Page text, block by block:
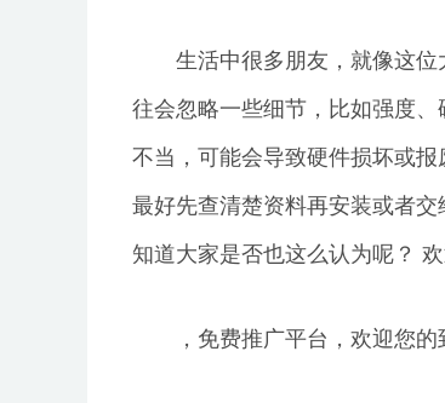
生活中很多朋友，就像这
往会忽略一些细节，比如强度
不当，可能会导致硬件损坏或
最好先查清楚资料再安装或者
知道大家是否也这么认为呢？ 欢
，免费推广平台，欢迎您的